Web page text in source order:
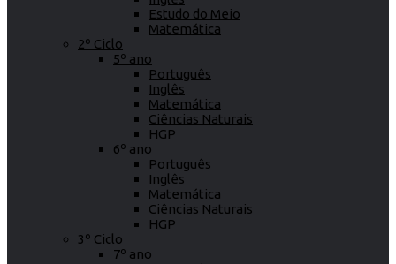
Estudo do Meio
Matemática
2º Ciclo
5º ano
Português
Inglês
Matemática
Ciências Naturais
HGP
6º ano
Português
Inglês
Matemática
Ciências Naturais
HGP
3º Ciclo
7º ano